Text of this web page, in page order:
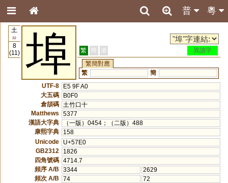
粵
普
土
32
8
(11)
埠 繁 簡 港
異讀字
繁簡對應
繁
簡
UTF-8
E5 9F A0
大五碼
B0F0
倉頡碼
土竹口十
Matthews
5377
漢語大字典
（一版）0454；（二版）488
康熙字典
158
Unicode
U+57E0
GB2312
1826
四角號碼 4714.7
頻序 A/B
3344
2629
頻次 A/B
74
72